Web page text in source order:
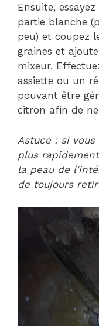
Ensuite,
partie blanche
peu) et coupez
graines et
mixeur.
assiette ou un
pouvant être
citron afin de
Astuce : si
plus
la peau de
de toujours